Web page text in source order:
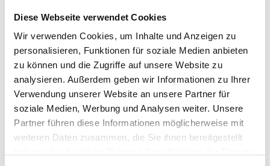
Diese Webseite verwendet Cookies
Wir verwenden Cookies, um Inhalte und Anzeigen zu
personalisieren, Funktionen für soziale Medien anbieten
zu können und die Zugriffe auf unsere Website zu
analysieren. Außerdem geben wir Informationen zu Ihrer
Verwendung unserer Website an unsere Partner für
soziale Medien, Werbung und Analysen weiter. Unsere
Partner führen diese Informationen möglicherweise mit
weiteren Daten zusammen, die Sie ihnen bereitgestellt
Dir kostenlos zur Verfügung stellen, erfährst Du bei
unserer digitalen Austauschrunde „Kick-Off: MACH
DICH STARK-Tage 2023“. Lerne weitere
Mitstreiter*innen kennen und mach dich mit uns „stark“.
Anmeldung: https://www.caritas-rottenburg-
stuttgart.de/anmeldung/mach-dich-stark